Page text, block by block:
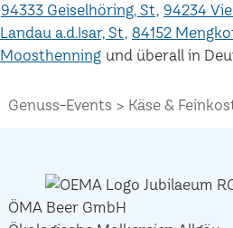
94333 Geiselhöring, St 94234
Landau a.d.Isar, St 84152
Moosthenning und überall in
Genuss-Events Käse &
ÖMA Beer GmbH